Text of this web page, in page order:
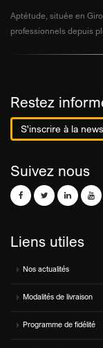
Aptétude, située en
professionnels depuis
Restez
S'inscrire à la
Suivez nous
Liens utiles
Nos actualités
Modalités de livraison
Programme de fidélité